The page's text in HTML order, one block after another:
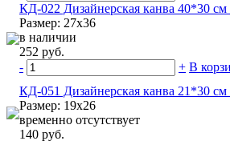
КД-022 Дизайнерская канва 40*30
Размер: 27х36
в наличии
252 руб.
-
+ В
КД-051 Дизайнерская канва 21*30
Размер: 19х26
временно отсутствует
140 руб.